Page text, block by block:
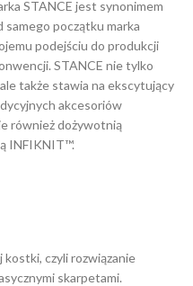
STANCE jest synonimem
początku marka
podejściu do produkcji
STANCE nie tylko
także stawia na ekscytujący
akcesoriów
również dożywotnią
INFIKNIT™.
kostki, czyli rozwiązanie
skarpetami.